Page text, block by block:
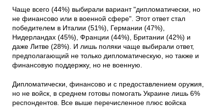
Чаще всего (44%) выбирали вариант "дипломатически, но
не финансово или в военной сфере". Этот ответ стал
победителем в Италии (51%), Германии (47%),
Нидерландах (45%), Франции (44%), Британии (42%) и
даже Литве (28%). И лишь поляки чаще выбирали ответ,
предполагающий не только дипломатическую, но также и
финансовую поддержку, но не военную.
Дипломатически, финансово и с предоставлением оружия,
но не войск, в среднем готовы помогать Украине лишь 6%
респондентов. Все выше перечисленное плюс войска